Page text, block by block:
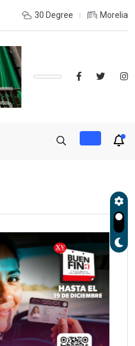
certificado en seguridad
30 Degree Morelia